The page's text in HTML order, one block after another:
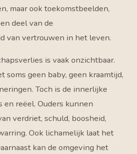
maar ook toekomstbeelden,
deel van de
van vertrouwen in het leven.
is vaak onzichtbaar.
soms geen baby, geen kraamtijd,
Toch is de innerlijke
reëel. Ouders kunnen
verdriet, schuld, boosheid,
Ook lichamelijk laat het
kan de omgeving het